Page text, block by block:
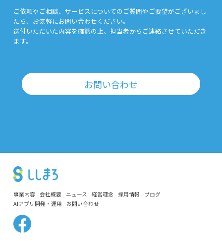
ご依頼やご相談、サービスについてのご質問やご要望がございまし
たら、お気軽にお問い合わせください。
送付いただいた内容を確認の上、担当者からご連絡させていただき
ます。
お問い合わせ
事業内容 会社概要 ニュース 経営理念 採用情報
ブログ
AIアプリ開発・運用
お問い合わせ